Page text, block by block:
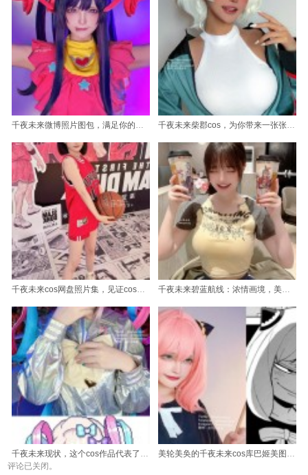
千夜未来微博照片图包，满足你的所有需要。 千夜未来柴郡cos，为你带来一张张的摄影好看照片
千夜未来cos网盘照片集，见证coser们的神奇变身。 千夜未来碧蓝航线：浓情画境，美图分享
千夜未来现状，这个cos作品代表了什么？
美轮美奂的千夜未来cos库巴姬美图图包，强烈推荐
评论已关闭。